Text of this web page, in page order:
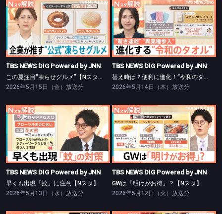
TBS NEWS DIG Powered by JNN
この夏注目“凍らせグルメ”【Nスタ】
TBS NEWS DIG Powered by JNN
この夏注目“凍らせグルメ”【Nスタ】
2026年5月15日（金）放送分
TBS NEWS DIG Powered by JNN
替え時は？便利に進化！“令和のタオル”【Nスタ】
TBS NEWS DIG Powered by JNN
替え時は？便利に進化！“令和のタオル”【Nスタ】
2026年5月14日（木）放送分
TBS NEWS DIG Powered by JNN
早くも出現「蚊」に注意【Nスタ】
TBS NEWS DIG Powered by JNN
早くも出現「蚊」に注意【Nスタ】
2026年5月13日（水）放送分
TBS NEWS DIG Powered by JNN
GWは「明けがお得」？【Nスタ】
TBS NEWS DIG Powered by JNN
GWは「明けがお得」？【Nスタ】
2026年5月12日（火）放送分